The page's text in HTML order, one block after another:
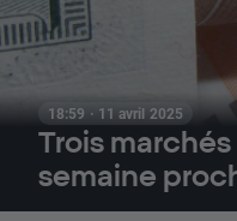
18:59 · 11 avril 2025
Trois
semaine